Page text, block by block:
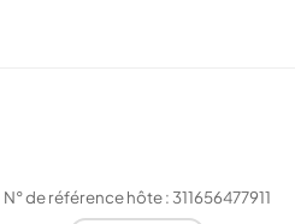
N° de référence hôte : 311656477911